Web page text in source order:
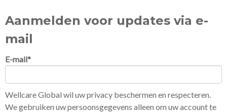
Aanmelden voor updates via e-
mail
E-mail*
Wellcare Global wil uw privacy beschermen en respecteren.
We gebruiken uw persoonsgegevens alleen om uw account te